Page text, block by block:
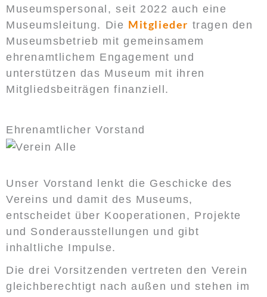
Museumspersonal, seit 2022 auch eine
Museumsleitung. Die Mitglieder tragen den
Museumsbetrieb mit gemeinsamem
ehrenamtlichem Engagement und
unterstützen das Museum mit ihren
Mitgliedsbeiträgen finanziell.
Ehrenamtlicher Vorstand
Unser Vorstand lenkt die Geschicke des
Vereins und damit des Museums,
entscheidet über Kooperationen, Projekte
und Sonderausstellungen und gibt
inhaltliche Impulse.
Die drei Vorsitzenden vertreten den Verein
gleichberechtigt nach außen und stehen im